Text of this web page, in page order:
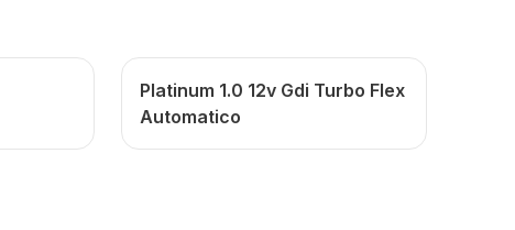
Platinum 1.0 12v Gdi Turbo Flex
Automatico